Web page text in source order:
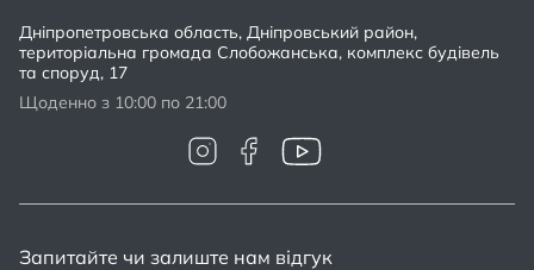
Запитайте чи залиште нам відгук
Дніпропетровська область, Дніпровський район,
територіальна громада Слобожанська, комплекс будівель
та споруд, 17
Щоденно з 10:00 по 21:00